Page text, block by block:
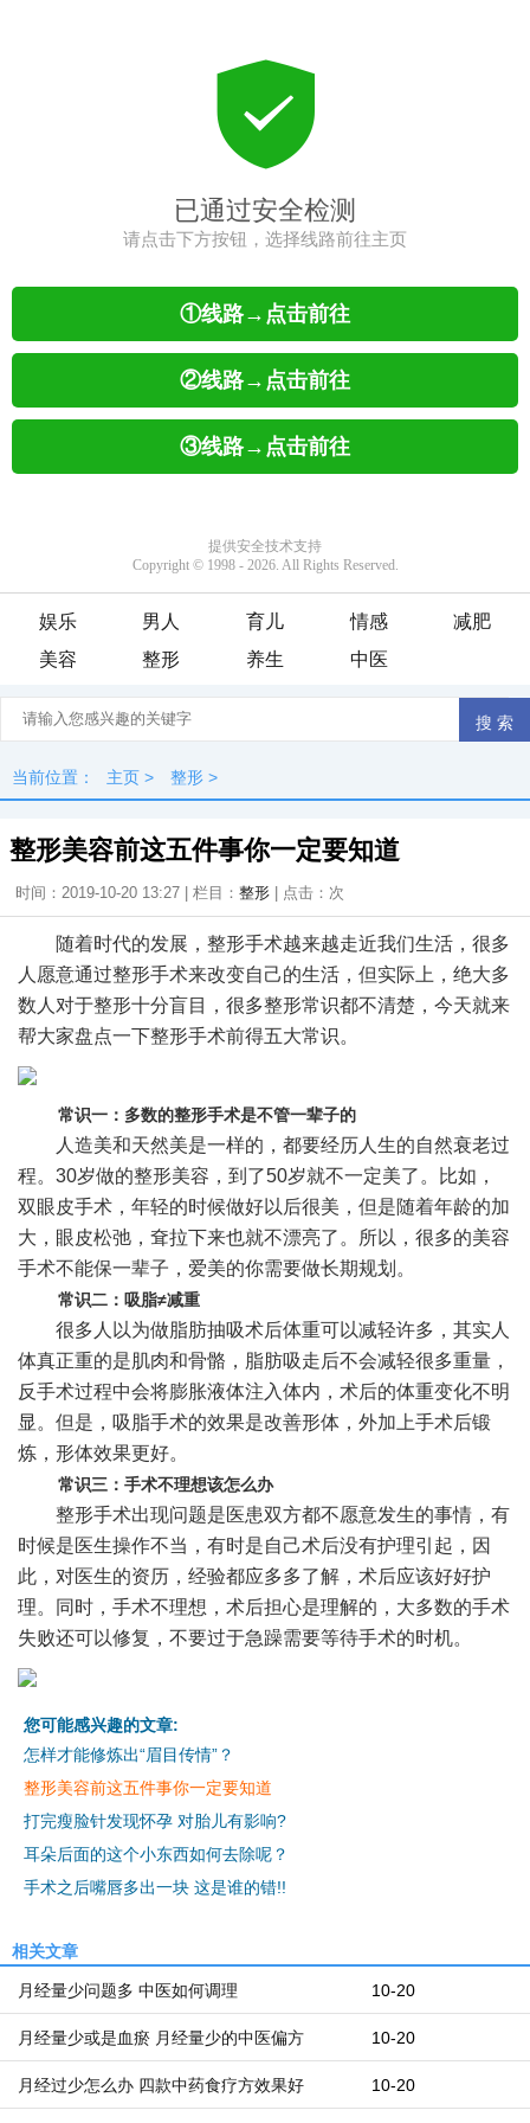
娱乐 男人 育儿 情感
减肥
美容
整形 养生 中医
当前位置： 主页 > 整形 >
整形美容前这五件事你一定要知道
时间：2019-10-20 13:27 | 栏目： 整形 | 点击： 次
随着时代的发展，整形手术越来越走近我们生活，很多
人愿意通过整形手术来改变自己的生活，但实际上，绝大多
数人对于整形十分盲目，很多整形常识都不清楚，今天就来
帮大家盘点一下整形手术前得五大常识。
常识一：多数的整形手术是不管一辈子的
人造美和天然美是一样的，都要经历人生的自然衰老过
程。30岁做的整形美容，到了50岁就不一定美了。比如，
双眼皮手术，年轻的时候做好以后很美，但是随着年龄的加
大，眼皮松弛，耷拉下来也就不漂亮了。所以，很多的美容
手术不能保一辈子，爱美的你需要做长期规划。
常识二：吸脂≠减重
很多人以为做脂肪抽吸术后体重可以减轻许多，其实人
体真正重的是肌肉和骨骼，脂肪吸走后不会减轻很多重量，
反手术过程中会将膨胀液体注入体内，术后的体重变化不明
显。但是，吸脂手术的效果是改善形体，外加上手术后锻
炼，形体效果更好。
常识三：手术不理想该怎么办
整形手术出现问题是医患双方都不愿意发生的事情，有
时候是医生操作不当，有时是自己术后没有护理引起，因
此，对医生的资历，经验都应多多了解，术后应该好好护
理。同时，手术不理想，术后担心是理解的，大多数的手术
失败还可以修复，不要过于急躁需要等待手术的时机。
您可能感兴趣的文章:
怎样才能修炼出“眉目传情”？
整形美容前这五件事你一定要知道
打完瘦脸针发现怀孕 对胎儿有影响?
耳朵后面的这个小东西如何去除呢？
手术之后嘴唇多出一块 这是谁的错!!
相关文章
10-20
月经量少问题多 中医如何调理
10-20
月经量少或是血瘀 月经量少的中医偏方
10-20
月经过少怎么办 四款中药食疗方效果好